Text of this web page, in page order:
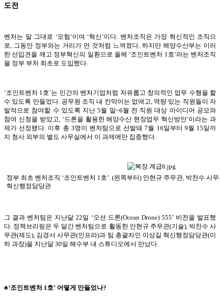
도전
벤처는 말 그대로 ‘모험’이며 ‘혁신’이다. 벤처조직은 가장 혁신적인 조직으
로, 그동안 정부와는 거리가 먼 것처럼 느껴졌다. 하지만 해양수산부는 이러
한 선입견을 깨고 정부혁신의 일환으로 올해 ‘조인트벤처 1호’라는 벤처조직
을 정부 부처 최초로 도입했다.
‘조인트벤처 1호’는 민간의 벤처기업처럼 자유롭고 창의적인 업무 수행을 할
수 있도록 만들었다. 공무원 조직 내 칸막이는 없애고, 역량 있는 직원들이 자
발적으로 참여할 수 있도록 지난 5월 말~6월 전 직원 대상 아이디어 공모와
참여 신청을 받았고, ‘드론을 활용한 해양수산 현장업무 혁신방안’이라는 과
제가 선정됐다. 이후 총 3명이 벤처팀으로 선발돼 7월 16일부터 9월 15일까
지 청사 외부의 별도 사무실에서 이 과제에만 집중했다.
정부 최초 벤처조직 ‘조인트벤처 1호’. (왼쪽부터) 안현규 주무관, 박찬수 사
혁신행정담당관
그 결과 벤처팀은 지난달 22일 ‘오션 드론(Ocean Drone) 555’ 비전을 발표했
다. 정책브리핑은 두 달간 벤처팀으로 활동한 안현규 주무관(기술), 박찬수 사
무관(제도), 김경서 사무관(인프라)과 팀 총괄자인 이상길 혁신행정담당관(이
하 과장)을 지난달 30일 해수부 내 스튜디오에서 만났다.
♣‘조인트벤처 1호’ 어떻게 만들었나?